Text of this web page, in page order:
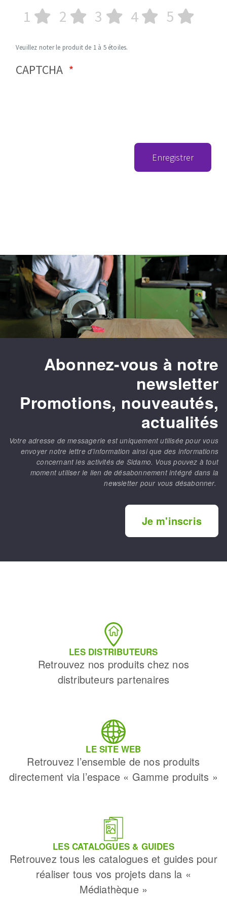
1 2 3 4 5
Veuillez noter le produit de 1 à 5 étoiles.
CAPTCHA
Enregistrer
Abonnez-vous à notre
newsletter
Promotions, nouveautés,
actualités
Votre adresse de messagerie est uniquement utilisée pour vous
envoyer notre lettre d’information ainsi que des informations
concernant les activités de Sidamo. Vous pouvez à tout
moment utiliser le lien de désabonnement intégré dans la
newsletter pour vous désabonner.
Je m'inscris
LES DISTRIBUTEURS
Retrouvez nos produits chez nos
distributeurs partenaires
LE SITE WEB
Retrouvez l’ensemble de nos produits
directement via l’espace « Gamme produits »
LES CATALOGUES & GUIDES
Retrouvez tous les catalogues et guides pour
réaliser tous vos projets dans la «
Médiathèque »